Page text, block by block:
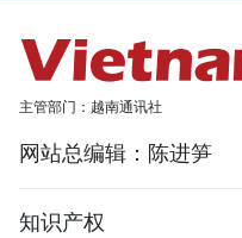
主管部门：越南通讯社
网站总编辑：陈进笋
知识产权